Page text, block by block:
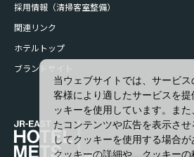
採用情報（清掃客室整備）
関連リンク
ホテルトップ
ブランドサイト
当ウェブサイトでは、サービ
客様により適したサービスを提
ッキーを使用しています。また
たコンテンツや広告を表示させ
してクッキーを使用する場合が
クッキーの詳細や、クッキー